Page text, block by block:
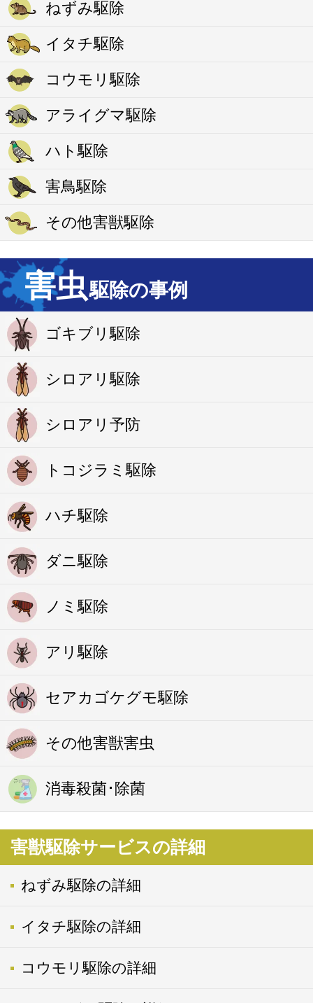
ねずみ駆除
イタチ駆除
コウモリ駆除
アライグマ駆除
ハト駆除
害鳥駆除
その他害獣駆除
害虫駆除の事例
ゴキブリ駆除
シロアリ駆除
シロアリ予防
トコジラミ駆除
ハチ駆除
ダニ駆除
ノミ駆除
アリ駆除
セアカゴケグモ駆除
その他害獣害虫
消毒殺菌･除菌
害獣駆除サービスの詳細
ねずみ駆除の詳細
イタチ駆除の詳細
コウモリ駆除の詳細